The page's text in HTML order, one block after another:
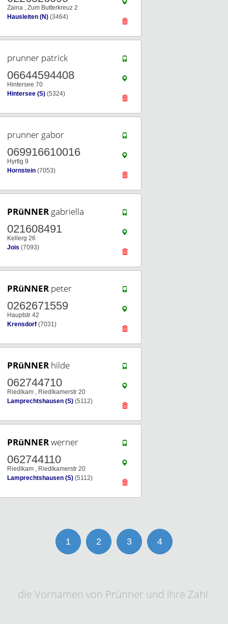
Zaina , Zum Butterkreuz 2
Hausleiten (N) (3464)
prunner patrick
06644594408
Hintersee 70
Hintersee (S) (5324)
prunner gabor
069916610016
Hyrtlg 9
Hornstein (7053)
PRüNNER gabriella
021608491
Kellerg 26
Jois (7093)
PRüNNER peter
0262671559
Hauptstr 42
Krensdorf (7031)
PRüNNER hilde
062744710
Riedlkam , Riedlkamerstr 20
Lamprechtshausen (S) (5112)
PRüNNERwerner
062744110
Riedlkam , Riedlkamerstr 20
Lamprechtshausen (S) (5112)
1 2 3 4
die Vornamen von Prünner und ihre Zahl.